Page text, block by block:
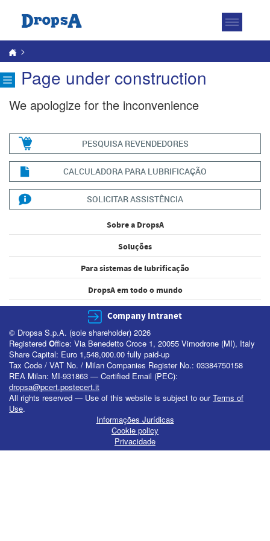
Toggle
>
Page under construction
We apologize for the inconvenience
PESQUISA REVENDEDORES
CALCULADORA PARA LUBRIFICAÇÃO
SOLICITAR ASSISTÊNCIA
Sobre a DropsA
Soluções
Para sistemas de lubrificação
DropsA em todo o mundo
Company Intranet
© Dropsa S.p.A. (sole shareholder) 2026
Registered Office: Via Benedetto Croce 1, 20055 Vimodrone (MI), Italy
Share Capital: Euro 1,548,000.00 fully paid-up
Tax Code / VAT No. / Milan Companies Register No.: 03384750158
REA Milan: MI-931863 — Certified Email (PEC):
dropsa@pcert.postecert.it
All rights reserved — Use of this website is subject to ourTerms of
Use.
Informações Jurídicas
Cookie policy
Privacidade